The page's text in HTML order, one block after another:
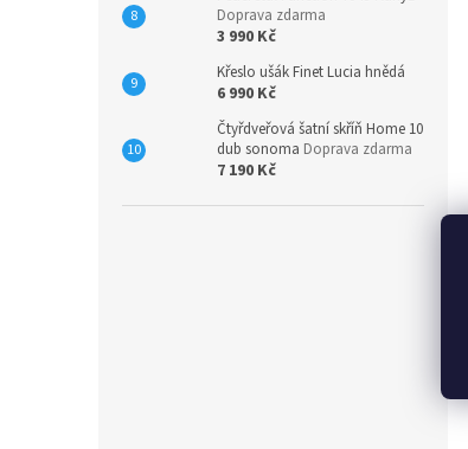
Doprava zdarma
3 990 Kč
Křeslo ušák Finet Lucia hnědá
6 990 Kč
Čtyřdveřová šatní skříň Home 10
dub sonoma Doprava zdarma
7 190 Kč